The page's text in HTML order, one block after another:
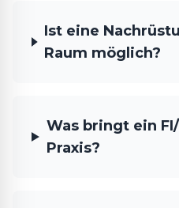
Ist eine
Raum möglich?
Was bringt ein
Praxis?